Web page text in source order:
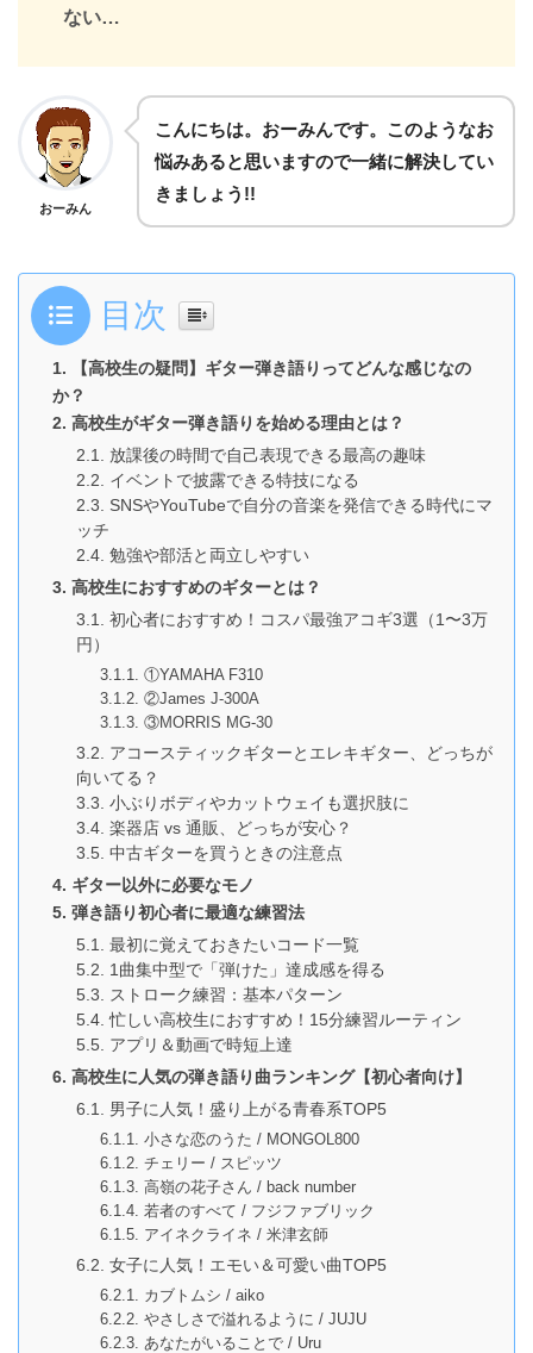
ない…
おーみん
こんにちは。おーみんです。このようなお
悩みあると思いますので一緒に解決してい
きましょう!!
目次
【高校生の疑問】ギター弾き語りってどんな感じなの
か？
高校生がギター弾き語りを始める理由とは？
放課後の時間で自己表現できる最高の趣味
イベントで披露できる特技になる
SNSやYouTubeで自分の音楽を発信できる時代にマ
ッチ
勉強や部活と両立しやすい
高校生におすすめのギターとは？
初心者におすすめ！コスパ最強アコギ3選（1〜3万
円）
①YAMAHA F310
②James J-300A
③MORRIS MG-30
アコースティックギターとエレキギター、どっちが
向いてる？
小ぶりボディやカットウェイも選択肢に
楽器店 vs 通販、どっちが安心？
中古ギターを買うときの注意点
ギター以外に必要なモノ
弾き語り初心者に最適な練習法
最初に覚えておきたいコード一覧
1曲集中型で「弾けた」達成感を得る
ストローク練習：基本パターン
忙しい高校生におすすめ！15分練習ルーティン
アプリ＆動画で時短上達
高校生に人気の弾き語り曲ランキング【初心者向け】
男子に人気！盛り上がる青春系TOP5
小さな恋のうた / MONGOL800
チェリー / スピッツ
高嶺の花子さん / back number
若者のすべて / フジファブリック
アイネクライネ / 米津玄師
女子に人気！エモい＆可愛い曲TOP5
カブトムシ / aiko
やさしさで溢れるように / JUJU
あなたがいることで / Uru